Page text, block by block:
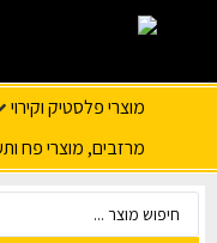
מוצרי פלסטיק וקירוי
מרזבים, מוצרי פח